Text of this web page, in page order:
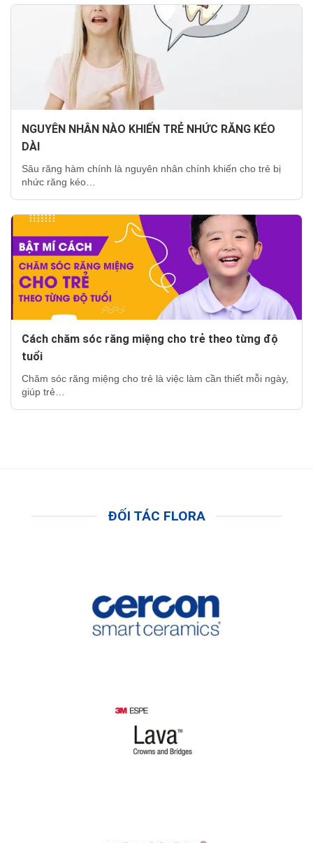
NGUYÊN NHÂN NÀO KHIẾN TRẺ NHỨC RĂNG KÉO
DÀI
Sâu răng hàm chính là nguyên nhân chính khiến cho trẻ bị
nhức răng kéo…
Cách chăm sóc răng miệng cho trẻ theo từng độ
tuổi
Chăm sóc răng miệng cho trẻ là việc làm cần thiết mỗi ngày,
giúp trẻ…
ĐỐI TÁC FLORA